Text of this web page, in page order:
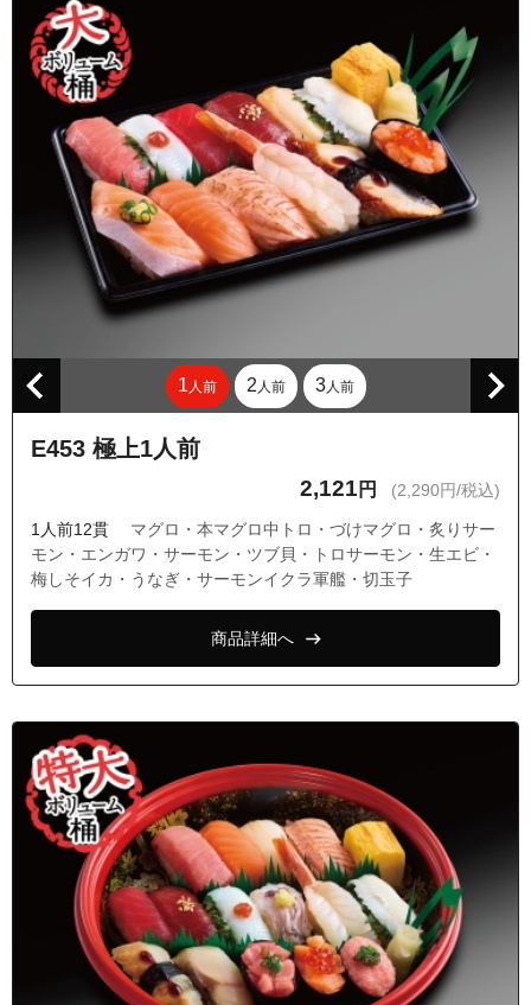
1人前 2 人前 3人前
E453 極上1人前
2,121 円 (2,290円/税込)
1人前12貫
マグロ・本マグロ中トロ・づけマグロ・炙りサー
モン・エンガワ・サーモン・ツブ貝・トロサーモン・生エビ・
梅しそイカ・うなぎ・サーモンイクラ軍艦・切玉子
商品詳細へ